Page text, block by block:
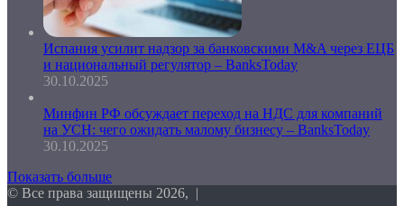
Испания усилит надзор за банковскими M&A через ЕЦБ
и национальный регулятор – BanksToday
30.10.2025
Минфин РФ обсуждает переход на НДС для компаний
на УСН: чего ожидать малому бизнесу – BanksToday
30.10.2025
Показать больше
© Все права защищены 2026, |